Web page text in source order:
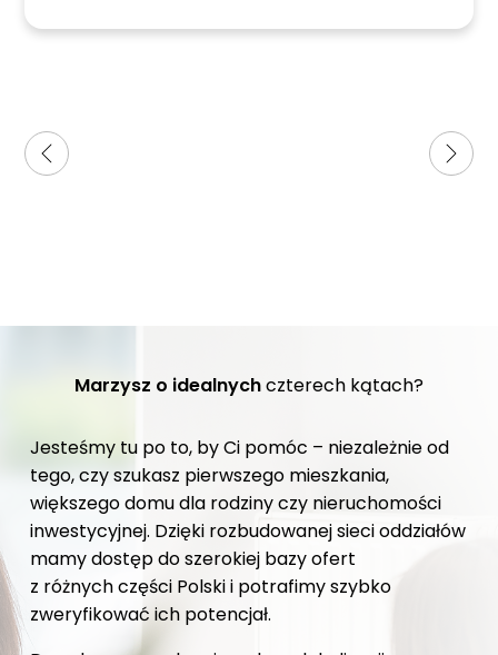
Marzysz o idealnychczterech kątach?
Jesteśmy tu po to, by Ci pomóc – niezależnie od
tego, czy szukasz pierwszego mieszkania,
większego domu dla rodziny czy nieruchomości
inwestycyjnej. Dzięki rozbudowanej sieci oddziałów
mamy dostęp do szerokiej bazy ofert
z różnych części Polski i potrafimy szybko
zweryfikować ich potencjał.